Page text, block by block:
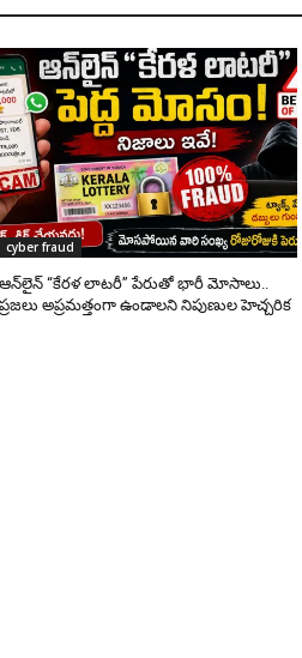
cyber fraud
ఆన్‌లైన్ “కేరళ లాటరీ” పేరుతో భారీ మోసాలు..
ప్రజలు అప్రమత్తంగా ఉండాలని నిపుణుల హెచ్చరిక